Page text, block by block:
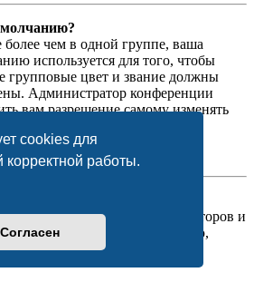
cookies для
корректной работы.
Согласен
более чем в одной группе, ваша
используется для того, чтобы
групповые цвет и звание должны
Администратор конференции
вам разрешение самому изменять
вы найдёте список администраторов и
и другую информацию,
о форумах, которые они